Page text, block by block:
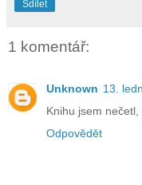
Sdílet
1 komentář:
Unknown 13.
Knihu jsem
Odpovědět